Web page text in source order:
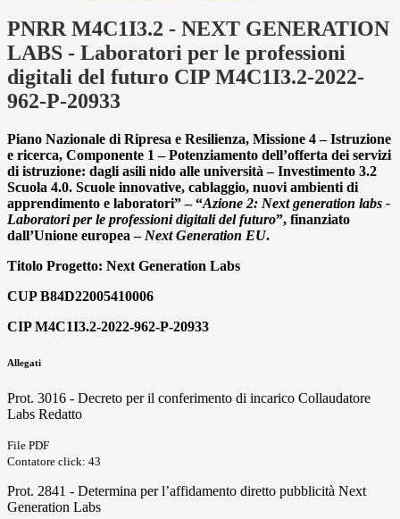
PNRR M4C1I3.2 - NEXT GENERATION
LABS - Laboratori per le professioni
digitali del futuro CIP M4C1I3.2-2022-
962-P-20933
Piano Nazionale di Ripresa e Resilienza, Missione 4 – Istruzione
e ricerca, Componente 1 – Potenziamento dell’offerta dei servizi
di istruzione: dagli asili nido alle università – Investimento 3.2
Scuola 4.0. Scuole innovative, cablaggio, nuovi ambienti di
apprendimento e laboratori” – “Azione 2: Next generation labs -
Laboratori per le professioni digitali del futuro”, finanziato
dall’Unione europea – Next Generation EU.
Titolo Progetto: Next Generation Labs
CUP B84D22005410006
CIP M4C1I3.2-2022-962-P-20933
Allegati
Prot. 3016 - Decreto per il conferimento di incarico Collaudatore
Labs Redatto
File PDF
Contatore click: 43
Prot. 2841 - Determina per l’affidamento diretto pubblicità Next
Generation Labs